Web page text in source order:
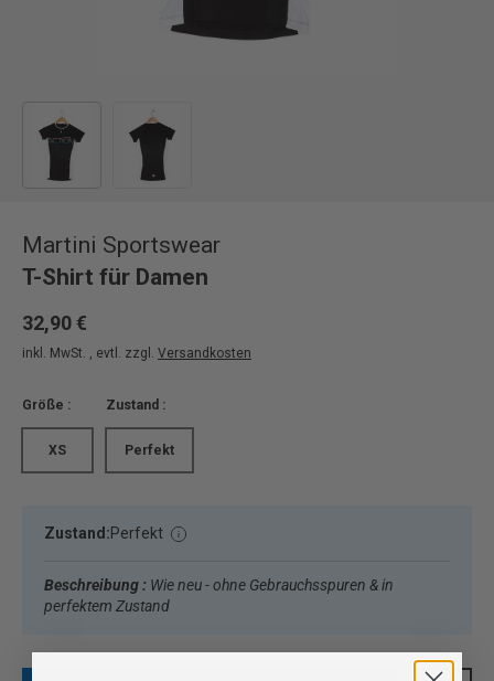
Martini Sportswear
T-Shirt für Damen
32,90 €
inkl. MwSt. , evtl. zzgl. Versandkosten
Größe :
XS
Zustand :
Perfekt
Zustand:Perfekt
Beschreibung : Wie neu - ohne Gebrauchsspuren & in
perfektem Zustand